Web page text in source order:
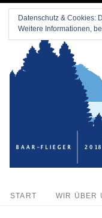
START WIR ÜBER
Datenschutz & Cookies:
Weitere Informationen,